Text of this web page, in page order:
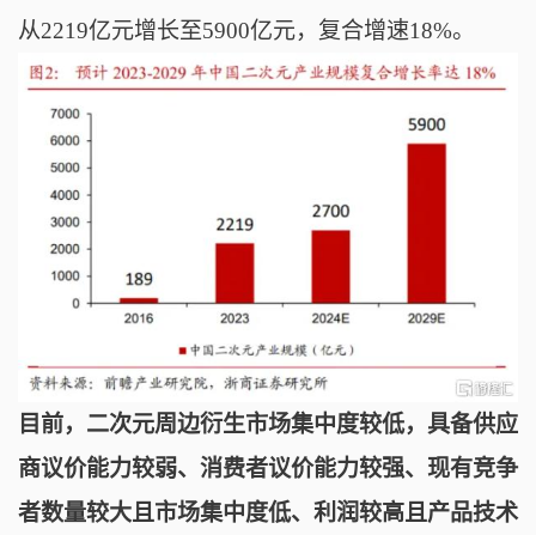
从2219亿元增长至5900亿元，复合增速18%。
目前，二次元周边衍生市场集中度较低，具备供应
商议价能力较弱、消费者议价能力较强、现有竞争
者数量较大且市场集中度低、利润较高且产品技术